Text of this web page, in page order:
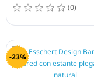
(0)
-23%